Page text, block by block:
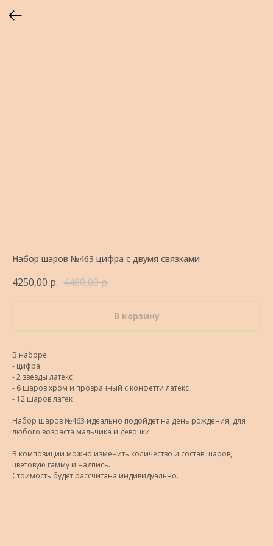
Набор шаров №463 цифра с двумя связками
4250,00 р. 4480,00р.
В корзину
В наборе:
- цифра
- 2 звезды латекс
- 6 шаров хром и прозрачный с конфетти латекс
- 12 шаров латек
Набор шаров №463 идеально подойдет на день рождения, для
любого возраста мальчика и девочки.
В композиции можно изменить количество и состав шаров,
цветовую гамму и надпись.
Стоимость будет рассчитана индивидуально.